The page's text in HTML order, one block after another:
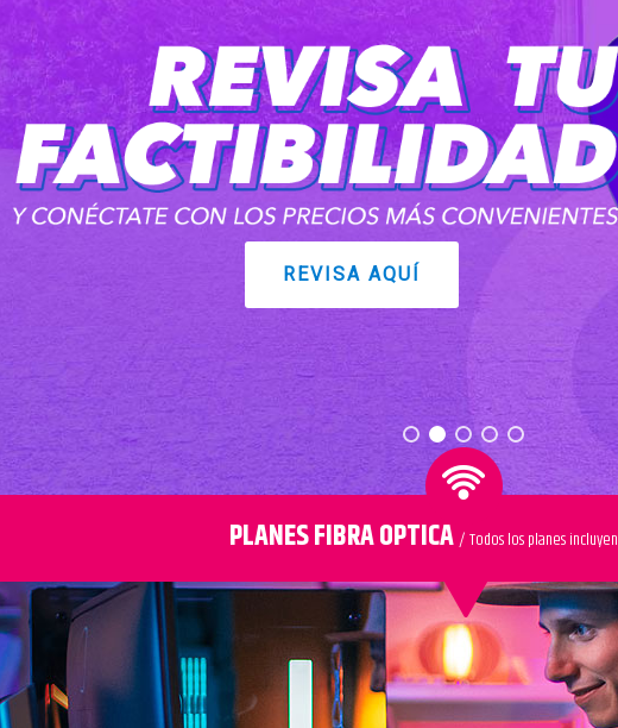
REVISA AQUÍ
PLANES FIBRA OPTICA/ Todos los planes incluyen